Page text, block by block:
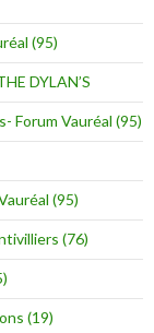
(95)
DYLAN’S
Forum Vauréal (95)
(95)
(76)
(19)